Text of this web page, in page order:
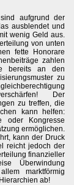
aufgrund der
ausblendet und
wenig Geld aus.
von unten
fette Honorare
zahlen
bereits an den
zu
Der
zu treffen, die
kann helfen:
oder Kongresse
ermöglichen.
kann der Druck
reicht jedoch der
finanzieller
Überwindung
marktförmig
ab!